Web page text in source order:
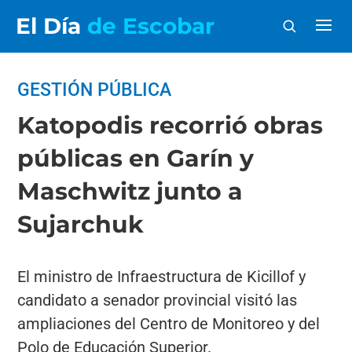
El Día de Escobar
GESTIÓN PÚBLICA
Katopodis recorrió obras
públicas en Garín y
Maschwitz junto a
Sujarchuk
El ministro de Infraestructura de Kicillof y
candidato a senador provincial visitó las
ampliaciones del Centro de Monitoreo y del
Polo de Educación Superior.